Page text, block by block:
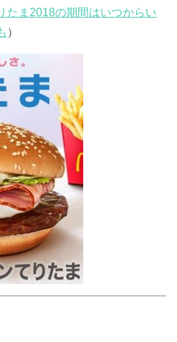
たま2018の期間はいつからい
）